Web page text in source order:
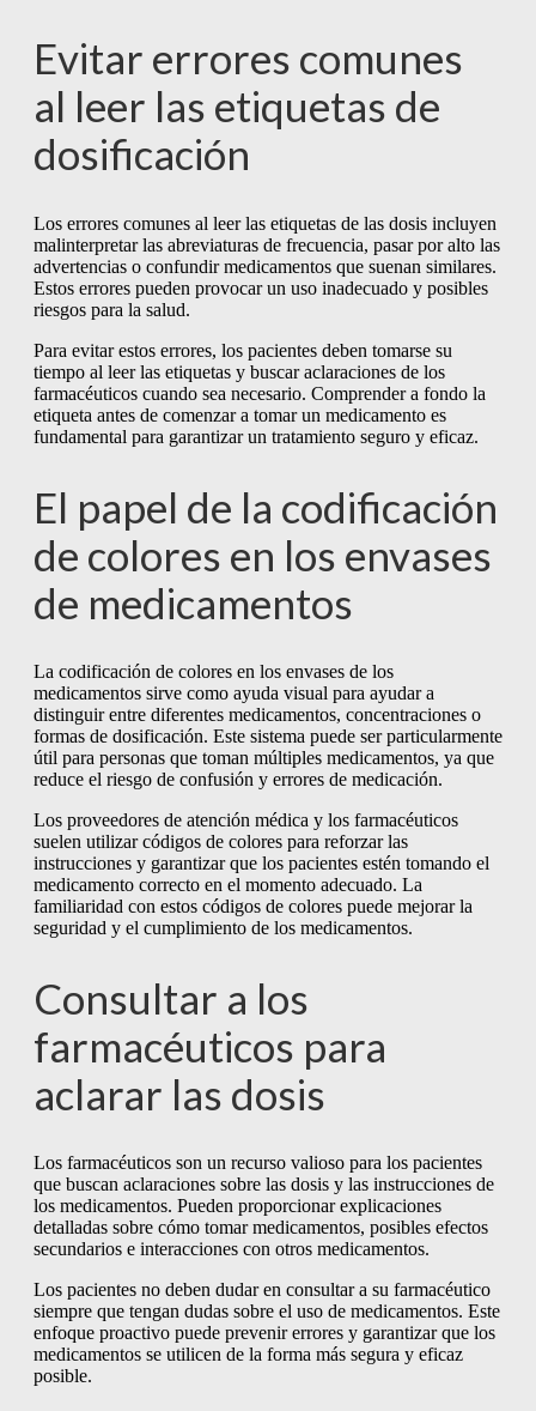
Evitar errores comunes
al leer las etiquetas de
dosificación
Los errores comunes al leer las etiquetas de las dosis incluyen
malinterpretar las abreviaturas de frecuencia, pasar por alto las
advertencias o confundir medicamentos que suenan similares.
Estos errores pueden provocar un uso inadecuado y posibles
riesgos para la salud.
Para evitar estos errores, los pacientes deben tomarse su
tiempo al leer las etiquetas y buscar aclaraciones de los
farmacéuticos cuando sea necesario. Comprender a fondo la
etiqueta antes de comenzar a tomar un medicamento es
fundamental para garantizar un tratamiento seguro y eficaz.
El papel de la codificación
de colores en los envases
de medicamentos
La codificación de colores en los envases de los
medicamentos sirve como ayuda visual para ayudar a
distinguir entre diferentes medicamentos, concentraciones o
formas de dosificación. Este sistema puede ser particularmente
útil para personas que toman múltiples medicamentos, ya que
reduce el riesgo de confusión y errores de medicación.
Los proveedores de atención médica y los farmacéuticos
suelen utilizar códigos de colores para reforzar las
instrucciones y garantizar que los pacientes estén tomando el
medicamento correcto en el momento adecuado. La
familiaridad con estos códigos de colores puede mejorar la
seguridad y el cumplimiento de los medicamentos.
Consultar a los
farmacéuticos para
aclarar las dosis
Los farmacéuticos son un recurso valioso para los pacientes
que buscan aclaraciones sobre las dosis y las instrucciones de
los medicamentos. Pueden proporcionar explicaciones
detalladas sobre cómo tomar medicamentos, posibles efectos
secundarios e interacciones con otros medicamentos.
Los pacientes no deben dudar en consultar a su farmacéutico
siempre que tengan dudas sobre el uso de medicamentos. Este
enfoque proactivo puede prevenir errores y garantizar que los
medicamentos se utilicen de la forma más segura y eficaz
posible.